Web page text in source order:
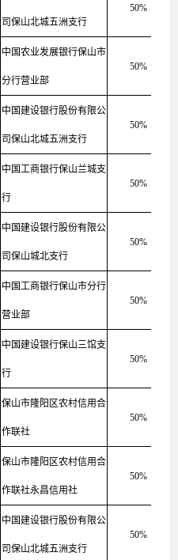
司保山北城五洲支行
50%
中国农业发展银行保山市
分行营业部
50%
中国建设银行股份有限公
司保山北城五洲支行
50%
中国工商银行保山兰城支
行
50%
中国建设银行股份有限公
司保山城北支行
50%
中国工商银行保山市分行
营业部
50%
中国建设银行保山三馆支
行
50%
保山市隆阳区农村信用合
作联社
50%
保山市隆阳区农村信用合
作联社永昌信用社
50%
中国建设银行股份有限公
司保山北城五洲支行
50%